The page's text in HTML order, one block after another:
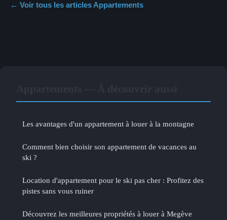
← Voir tous les articles Appartements
Les avantages d'un appartement à louer à la montagne
Comment bien choisir son appartement de vacances au
ski ?
Location d'appartement pour le ski pas cher : Profitez des
pistes sans vous ruiner
Découvrez les meilleures propriétés à louer à Megève